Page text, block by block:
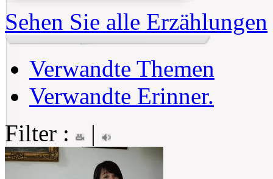
Sehen Sie alle Erzählungen
Verwandte Themen
Verwandte Erinner.
Filter :
|